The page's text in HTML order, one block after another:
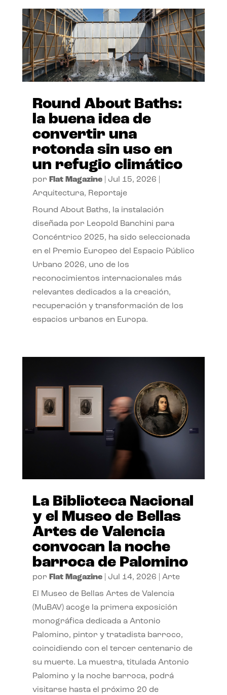
Round About Baths:
la buena idea de
convertir una
rotonda sin uso en
un refugio climático
por Flat Magazine| Jul 15, 2026
Arquitectura, Reportaje
Round About Baths, la instalación
diseñada por Leopold Banchini para
Concéntrico 2025, ha sido seleccionada
en el Premio Europeo del Espacio Público
Urbano 2026, uno de los
reconocimientos internacionales más
relevantes dedicados a la creación,
recuperación y transformación de los
espacios urbanos en Europa.
La Biblioteca Nacional
y el Museo de Bellas
Artes de Valencia
convocan la noche
barroca de Palomino
por Flat Magazine| Jul 14, 2026 Arte
El Museo de Bellas Artes de Valencia
(MuBAV) acoge la primera exposición
monográfica dedicada a Antonio
Palomino, pintor y tratadista barroco,
coincidiendo con el tercer centenario de
su muerte. La muestra, titulada Antonio
Palomino y la noche barroca, podrá
visitarse hasta el próximo 20 de